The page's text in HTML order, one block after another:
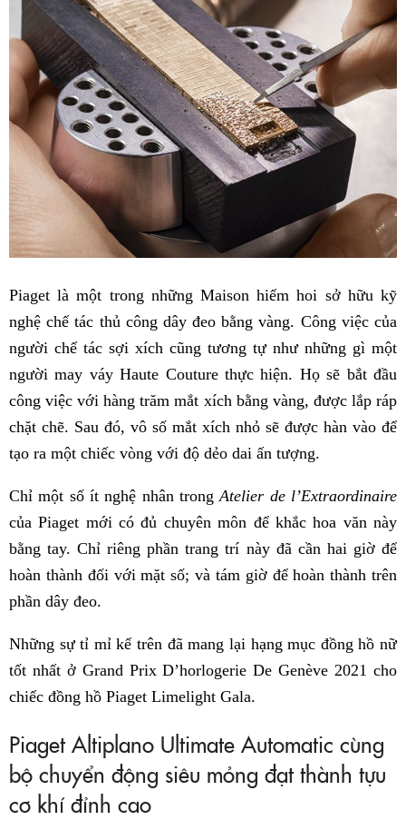
Piaget là một trong những Maison hiếm hoi sở hữu kỹ
nghệ chế tác thủ công dây đeo bằng vàng. Công việc của
người chế tác sợi xích cũng tương tự như những gì một
người may váy Haute Couture thực hiện. Họ sẽ bắt đầu
công việc với hàng trăm mắt xích bằng vàng, được lắp ráp
chặt chẽ. Sau đó, vô số mắt xích nhỏ sẽ được hàn vào để
tạo ra một chiếc vòng với độ dẻo dai ấn tượng.
Chỉ một số ít nghệ nhân trongAtelier de l’Extraordinaire
của Piaget mới có đủ chuyên môn để khắc hoa văn này
bằng tay. Chỉ riêng phần trang trí này đã cần hai giờ để
hoàn thành đối với mặt số; và tám giờ để hoàn thành trên
phần dây đeo.
Những sự tỉ mỉ kể trên đã mang lại hạng mục đồng hồ nữ
tốt nhất ở Grand Prix D’horlogerie De Genève 2021 cho
chiếc đồng hồ Piaget Limelight Gala.
Piaget Altiplano Ultimate Automatic cùng
bộ chuyển động siêu mỏng đạt thành tựu
cơ khí đỉnh cao